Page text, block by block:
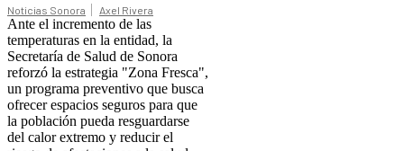
Noticias Sonora Axel Rivera
Ante el incremento de las
temperaturas en la entidad, la
Secretaría de Salud de Sonora
reforzó la estrategia "Zona Fresca",
un programa preventivo que busca
ofrecer espacios seguros para que
la población pueda resguardarse
del calor extremo y reducir el